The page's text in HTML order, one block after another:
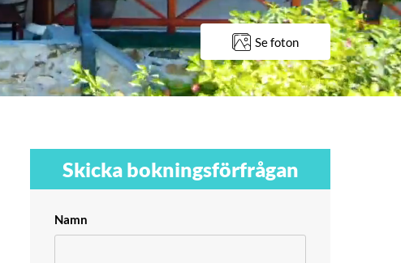
Se foton
Skicka bokningsförfrågan
Namn